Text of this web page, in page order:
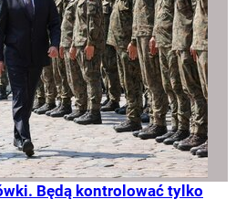
Będą kontrolować tylko